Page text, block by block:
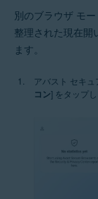
別のブラウザ モ
整理された現在開
ます。
アバスト セキ
コン] をタップし